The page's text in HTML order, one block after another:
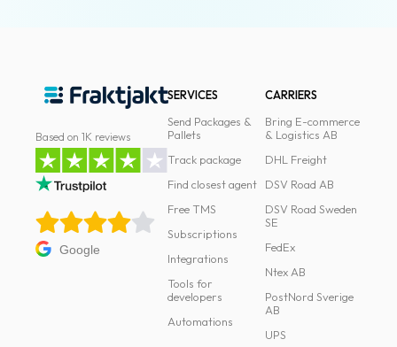
Based on 1K reviews
Google
SERVICES
Send Packages &
Pallets
Track package
Find closest agent
Free TMS
Subscriptions
Integrations
Tools for
developers
Automations
CARRIERS
Bring E-commerce
& Logistics AB
DHL Freight
DSV Road AB
DSV Road Sweden
SE
FedEx
Ntex AB
PostNord Sverige
AB
UPS